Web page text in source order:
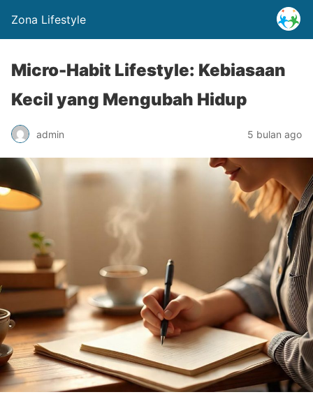
Zona Lifestyle
Micro-Habit Lifestyle: Kebiasaan
Kecil yang Mengubah Hidup
admin 5 bulan ago